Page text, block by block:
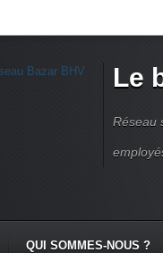
Le
Réseau
QUI SOMMES-NOUS ?